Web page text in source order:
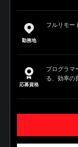
勤務地
フルリモー
応募資格
プログラマ
る、効率の